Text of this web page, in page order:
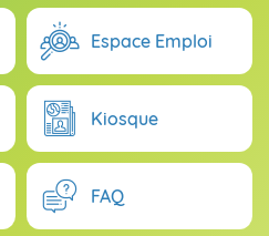
Espace Emploi
Kiosque
FAQ